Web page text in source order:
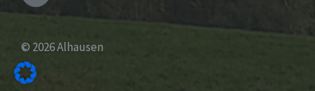
© 2026 Alhausen